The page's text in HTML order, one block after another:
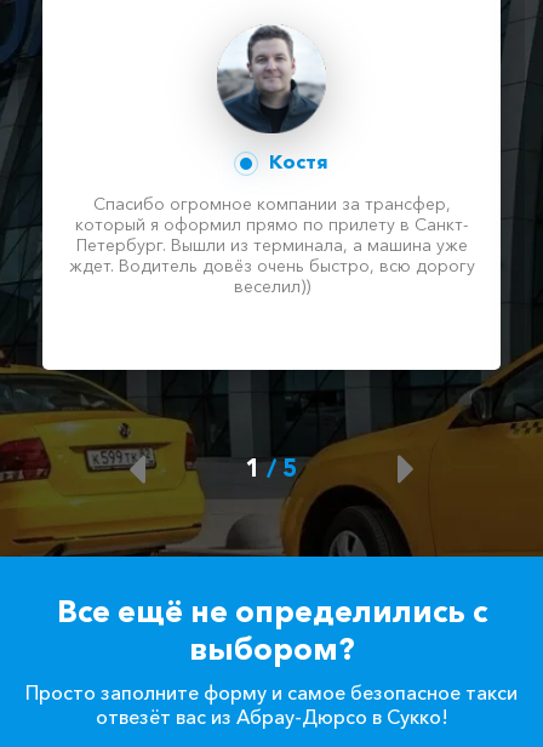
Костя
Спасибо огромное компании за трансфер,
который я оформил прямо по прилету в Санкт-
Петербург. Вышли из терминала, а машина уже
ждет. Водитель довёз очень быстро, всю дорогу
веселил))
1/ 5
Все ещё не определились с
выбором?
Просто заполните форму и самое безопасное такси
отвезёт вас из Абрау-Дюрсо в Сукко!